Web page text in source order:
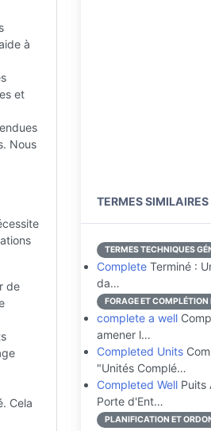
à
et
Nous
de
Cela
TERMES SIMILAIRES
TERMES TECHNIQUES
Complete Terminé :
da…
FORAGE ET COMPLÉTION
complete a well
amener l…
Completed Units
"Unités Complé…
Completed Well Puits
Porte d'Ent…
PLANIFICATION ET